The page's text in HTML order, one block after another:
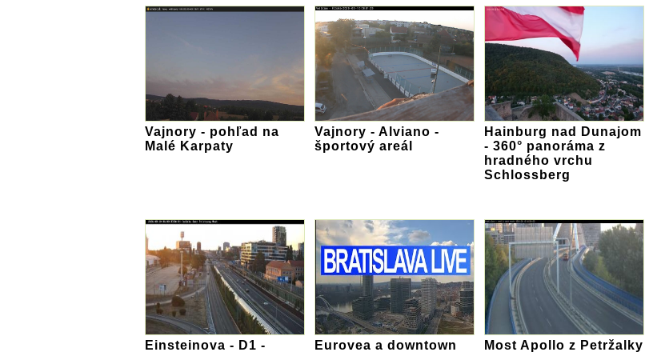
Vajnory - pohľad na
Malé Karpaty
Vajnory - Alviano -
športový areál
Hainburg nad Dunajom
- 360° panoráma z
hradného vrchu
Schlossberg
Einsteinova - D1 - Eurovea a downtown Most Apollo z Petržalky